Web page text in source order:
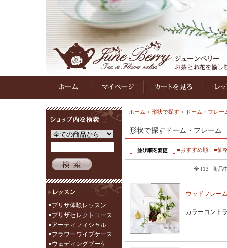
プリザ体験レッスン
プリザセレクトコース
アーティフィシャル
フラワーワイプケース
ウェディングブーケ
ホーム > 形状で探す > ドーム・フレー
形状で探すドーム・フレーム
■おすすめ順 ■価
全 [13] 商品
ウッドフレー
カラーコント